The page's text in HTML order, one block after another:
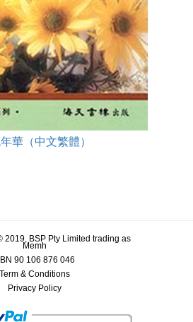
華（中文繁體）
2019, BSP Pty Limited trading as
Memh
90 106 876 046
Term & Conditions
Privacy Policy